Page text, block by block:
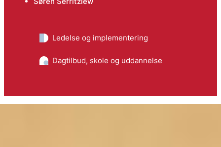
Ledelse og implementering
Dagtilbud, skole og uddannelse